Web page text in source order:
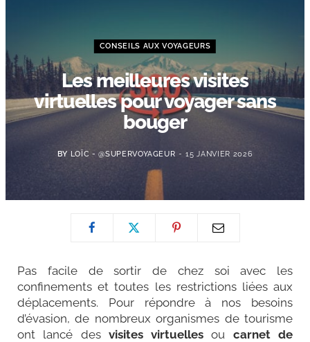
CONSEILS AUX VOYAGEURS
Les meilleures visites
virtuelles pour voyager sans
bouger
BY LOÏC - @SUPERVOYAGEUR 15 JANVIER 2026
Pas facile de sortir de chez soi avec les
confinements et toutes les restrictions liées aux
déplacements. Pour répondre à nos besoins
d’évasion, de nombreux organismes de tourisme
ont lancé des visites virtuelles ou carnet de